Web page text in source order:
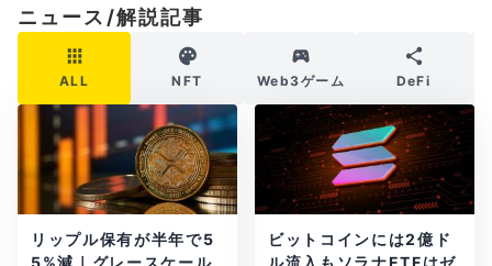
ニュース/解説記事
ALL NFT Web3ゲーム DeFi
リップル保有が半年で5
ビットコインには2億ド